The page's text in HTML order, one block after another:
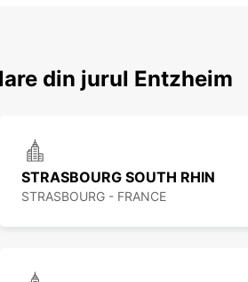
din jurul Entzheim
STRASBOURG SOUTH RHIN
STRASBOURG - FRANCE